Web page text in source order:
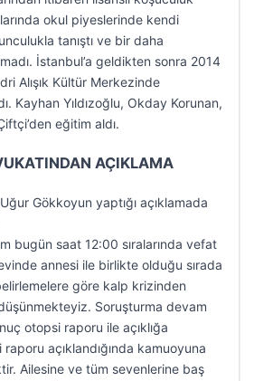
okul piyeslerinde kendi
tanıştı ve bir daha
İstanbul’a geldikten sonra 2014
Alışık Kültür Merkezinde
Kayhan Yıldızoğlu, Okday Korunan,
eğitim aldı.
AÇIKLAMA
Gökkoyun yaptığı açıklamada
bugün saat 12:00 sıralarında vefat
annesi ile birlikte olduğu sırada
göre kalp krizinden
Soruşturma devam
otopsi raporu ile açıklığa
açıklandığında kamuoyuna
Ailesine ve tüm sevenlerine baş